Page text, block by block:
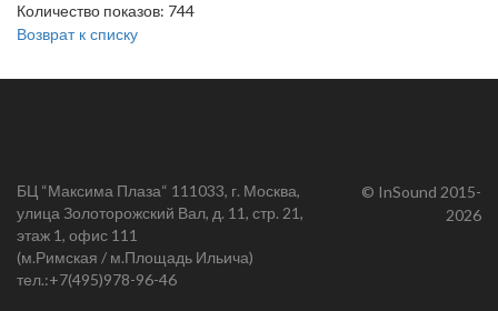
Количество показов: 744
Возврат к списку
БЦ “Максима Плаза“ 111033, г. Москва,
улица Золоторожский Вал, д. 11, стр. 21,
этаж 1, офис 111
(м.Римская / м.Площадь Ильича)
тел.:+7(495)978-96-46
© InSound 2015-
2026